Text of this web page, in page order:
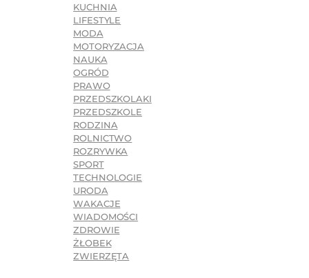
KUCHNIA
LIFESTYLE
MODA
MOTORYZACJA
NAUKA
OGRÓD
PRAWO
PRZEDSZKOLAKI
PRZEDSZKOLE
RODZINA
ROLNICTWO
ROZRYWKA
SPORT
TECHNOLOGIE
URODA
WAKACJE
WIADOMOŚCI
ZDROWIE
ŻŁOBEK
ZWIERZĘTA